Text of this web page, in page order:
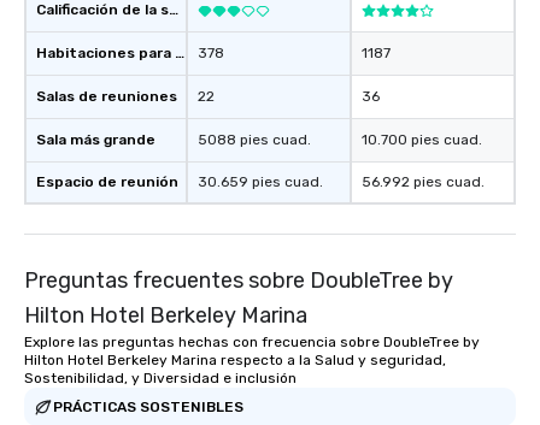
Calificación de la sede
Habitaciones para huéspedes
Salas de reuniones
Sala más grande
Espacio de reunión
378
22
5088 pies cuad.
30.659 pies cuad.
1187
36
10.700 pies cuad.
56.992 pies cuad.
Preguntas frecuentes sobre DoubleTree by
Hilton Hotel Berkeley Marina
Explore las preguntas hechas con frecuencia sobre DoubleTree by
Hilton Hotel Berkeley Marina respecto a la Salud y seguridad,
Sostenibilidad, y Diversidad e inclusión
PRÁCTICAS SOSTENIBLES